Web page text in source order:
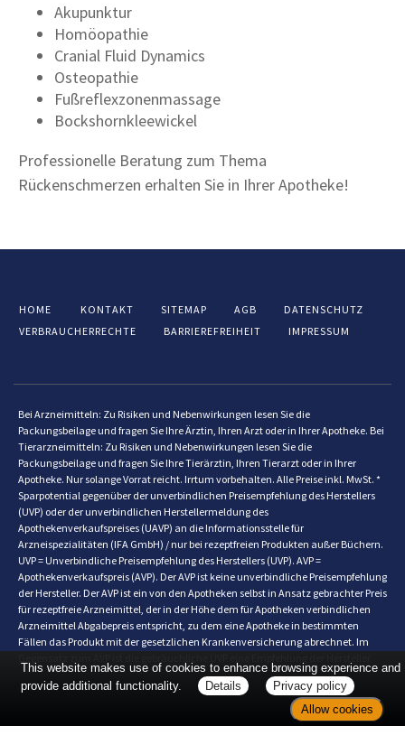
Akupunktur
Homöopathie
Cranial Fluid Dynamics
Osteopathie
Fußreflexzonenmassage
Bockshornkleewickel
Professionelle Beratung zum Thema
Rückenschmerzen erhalten Sie in Ihrer Apotheke!
HOME KONTAKT SITEMAP AGB
DATENSCHUTZ
VERBRAUCHERRECHTE
BARRIEREFREIHEIT IMPRESSUM
Bei Arzneimitteln: Zu Risiken und Nebenwirkungen lesen Sie die
Packungsbeilage und fragen Sie Ihre Ärztin, Ihren Arzt oder in Ihrer Apotheke. Bei
Tierarzneimitteln: Zu Risiken und Nebenwirkungen lesen Sie die
Packungsbeilage und fragen Sie Ihre Tierärztin, Ihren Tierarzt oder in Ihrer
Apotheke. Nur solange Vorrat reicht. Irrtum vorbehalten. Alle Preise inkl. MwSt. *
Sparpotential gegenüber der unverbindlichen Preisempfehlung des Herstellers
(UVP) oder der unverbindlichen Herstellermeldung des
Apothekenverkaufspreises (UAVP) an die Informationsstelle für
Arzneispezialitäten (IFA GmbH) / nur bei rezeptfreien Produkten außer Büchern.
UVP = Unverbindliche Preisempfehlung des Herstellers (UVP). AVP =
Apothekenverkaufspreis (AVP). Der AVP ist keine unverbindliche Preisempfehlung
der Hersteller. Der AVP ist ein von den Apotheken selbst in Ansatz gebrachter Preis
für rezeptfreie Arzneimittel, der in der Höhe dem für Apotheken verbindlichen
Arzneimittel Abgabepreis entspricht, zu dem eine Apotheke in bestimmten
Fällen das Produkt mit der gesetzlichen Krankenversicherung abrechnet. Im
This website makes use of cookies to enhance browsing experience and
provide additional functionality.
Details
Privacy policy
Allow cookies